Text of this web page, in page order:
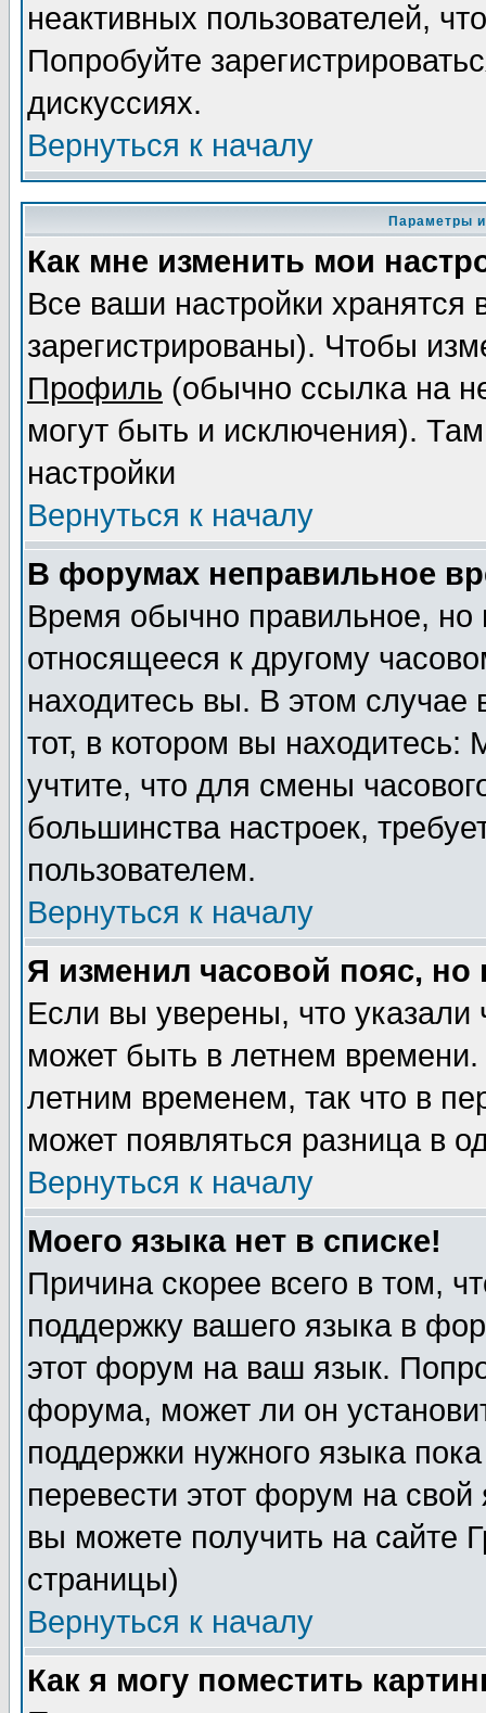
неактивных пользователей,
Попробуйте
дискуссиях.
Вернуться к началу
Параметры
Как мне изменить мои
Все ваши настройки
зарегистрированы). Чтобы
Профиль (обычно ссылка на
могут быть и исключения).
настройки
Вернуться к началу
В форумах неправильное
Время обычно правильное,
относящееся к другому
находитесь вы. В этом
тот, в котором вы
учтите, что для смены
большинства настроек,
пользователем.
Вернуться к началу
Я изменил часовой пояс,
Если вы уверены, что указали
может быть в летнем
летним временем, так что в
может появляться разница в
Вернуться к началу
Моего языка нет в списке!
Причина скорее всего в том,
поддержку вашего языка в
этот форум на ваш язык.
форума, может ли он
поддержки нужного языка
перевести этот форум на
вы можете получить на сайте
страницы)
Вернуться к началу
Как я могу поместить